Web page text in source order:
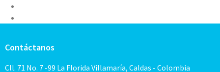
Contáctanos
Cll. 71 No. 7 -99 La Florida Villamaría, Caldas - Colombia